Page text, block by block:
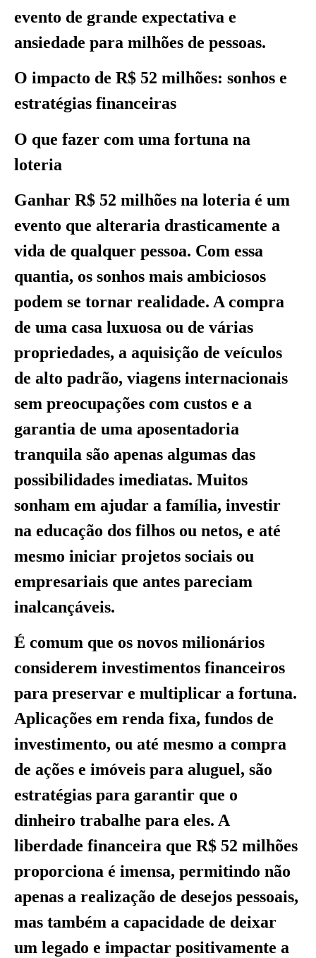
evento de grande expectativa e
ansiedade para milhões de pessoas.
O impacto de R$ 52 milhões: sonhos e
estratégias financeiras
O que fazer com uma fortuna na
loteria
Ganhar R$ 52 milhões na loteria é um
evento que alteraria drasticamente a
vida de qualquer pessoa. Com essa
quantia, os sonhos mais ambiciosos
podem se tornar realidade. A compra
de uma casa luxuosa ou de várias
propriedades, a aquisição de veículos
de alto padrão, viagens internacionais
sem preocupações com custos e a
garantia de uma aposentadoria
tranquila são apenas algumas das
possibilidades imediatas. Muitos
sonham em ajudar a família, investir
na educação dos filhos ou netos, e até
mesmo iniciar projetos sociais ou
empresariais que antes pareciam
inalcançáveis.
É comum que os novos milionários
considerem investimentos financeiros
para preservar e multiplicar a fortuna.
Aplicações em renda fixa, fundos de
investimento, ou até mesmo a compra
de ações e imóveis para aluguel, são
estratégias para garantir que o
dinheiro trabalhe para eles. A
liberdade financeira que R$ 52 milhões
proporciona é imensa, permitindo não
apenas a realização de desejos pessoais,
mas também a capacidade de deixar
um legado e impactar positivamente a